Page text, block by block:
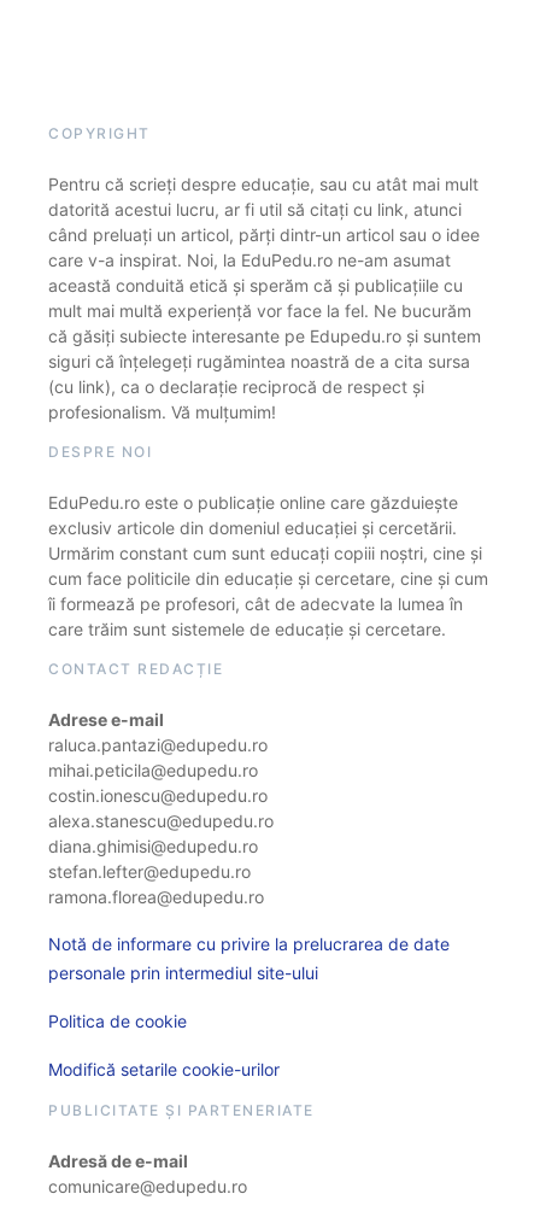
COPYRIGHT
Pentru că scrieți despre educație, sau cu atât mai mult
datorită acestui lucru, ar fi util să citați cu link, atunci
când preluați un articol, părți dintr-un articol sau o idee
care v-a inspirat. Noi, la EduPedu.ro ne-am asumat
această conduită etică și sperăm că și publicațiile cu
mult mai multă experiență vor face la fel. Ne bucurăm
că găsiți subiecte interesante pe Edupedu.ro și suntem
siguri că înțelegeți rugămintea noastră de a cita sursa
(cu link), ca o declarație reciprocă de respect și
profesionalism. Vă mulțumim!
DESPRE NOI
EduPedu.ro este o publicație online care găzduiește
exclusiv articole din domeniul educației și cercetării.
Urmărim constant cum sunt educați copiii noștri, cine și
cum face politicile din educație și cercetare, cine și cum
îi formează pe profesori, cât de adecvate la lumea în
care trăim sunt sistemele de educație și cercetare.
CONTACT REDACȚIE
Adrese e-mail
raluca.pantazi@edupedu.ro
mihai.peticila@edupedu.ro
costin.ionescu@edupedu.ro
alexa.stanescu@edupedu.ro
diana.ghimisi@edupedu.ro
stefan.lefter@edupedu.ro
ramona.florea@edupedu.ro
Notă de informare cu privire la prelucrarea de date
personale prin intermediul site-ului
Politica de cookie
Modifică setarile cookie-urilor
PUBLICITATE ȘI PARTENERIATE
Adresă de e-mail
comunicare@edupedu.ro